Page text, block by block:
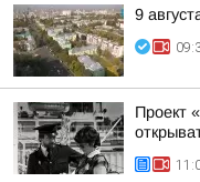
9
Проект